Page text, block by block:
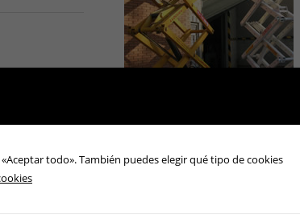
todo». También puedes elegir qué tipo de cookies